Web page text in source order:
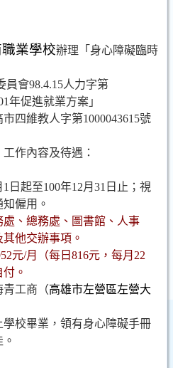
業學校辦理「身心障礙臨時
員會98.4.15人力字第
年促進就業方案」
市四維教人字第1000043615號
作內容及待遇：
1 日起至100年12月 31 日止；視
僱用。
處、總務處、圖書館、人事
他交辦事項。
元/月（每日 816元，每月 22
。
青工商（高雄市左營區左營大
校畢業，領有身心障礙手冊